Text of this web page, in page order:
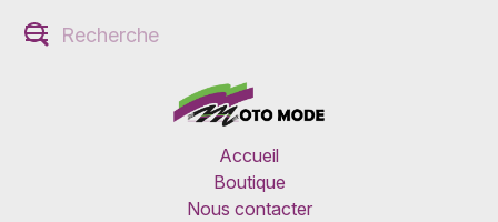
Accueil
Boutique
Nous contacter